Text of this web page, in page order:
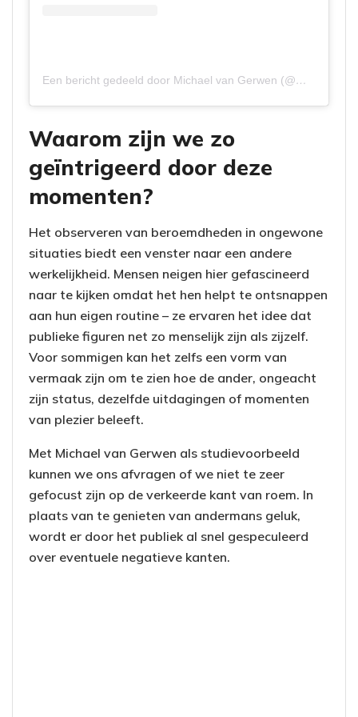
Een bericht gedeeld door Michael van Gerwen (@mvg180)
Waarom zijn we zo
geïntrigeerd door deze
momenten?
Het observeren van beroemdheden in ongewone
situaties biedt een venster naar een andere
werkelijkheid. Mensen neigen hier gefascineerd
naar te kijken omdat het hen helpt te ontsnappen
aan hun eigen routine – ze ervaren het idee dat
publieke figuren net zo menselijk zijn als zijzelf.
Voor sommigen kan het zelfs een vorm van
vermaak zijn om te zien hoe de ander, ongeacht
zijn status, dezelfde uitdagingen of momenten
van plezier beleeft.
Met Michael van Gerwen als studievoorbeeld
kunnen we ons afvragen of we niet te zeer
gefocust zijn op de verkeerde kant van roem. In
plaats van te genieten van andermans geluk,
wordt er door het publiek al snel gespeculeerd
over eventuele negatieve kanten.